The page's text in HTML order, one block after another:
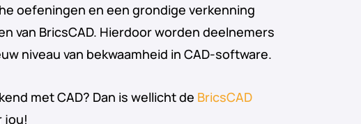
oefeningen en een grondige verkenning
van BricsCAD. Hierdoor worden deelnemers
niveau van bekwaamheid in CAD-software.
met CAD? Dan is wellicht de BricsCAD
jou!